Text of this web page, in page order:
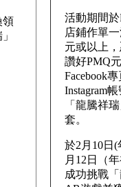
領
活動期間
店鋪作單
元或以上
讚好PMQ
Facebook
Instagram
「龍騰祥
套。
於2月10日
月12日（
成功挑戰「